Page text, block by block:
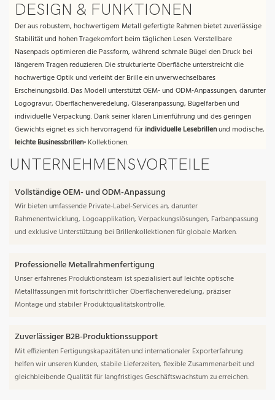
DESIGN & FUNKTIONEN
Der aus robustem, hochwertigem Metall gefertigte Rahmen bietet zuverlässige
Stabilität und hohen Tragekomfort beim täglichen Lesen. Verstellbare
Nasenpads optimieren die Passform, während schmale Bügel den Druck bei
längerem Tragen reduzieren. Die strukturierte Oberfläche unterstreicht die
hochwertige Optik und verleiht der Brille ein unverwechselbares
Erscheinungsbild. Das Modell unterstützt OEM- und ODM-Anpassungen, darunter
Logogravur, Oberflächenveredelung, Gläseranpassung, Bügelfarben und
individuelle Verpackung. Dank seiner klaren Linienführung und des geringen
Gewichts eignet es sich hervorragend für individuelle Lesebrillenund modische,
leichte Businessbrillen-Kollektionen.
UNTERNEHMENSVORTEILE
Vollständige OEM- und ODM-Anpassung
Wir bieten umfassende Private-Label-Services an, darunter
Rahmenentwicklung, Logoapplikation, Verpackungslösungen, Farbanpassung
und exklusive Unterstützung bei Brillenkollektionen für globale Marken.
Professionelle Metallrahmenfertigung
Unser erfahrenes Produktionsteam ist spezialisiert auf leichte optische
Metallfassungen mit fortschrittlicher Oberflächenveredelung, präziser
Montage und stabiler Produktqualitätskontrolle.
Zuverlässiger B2B-Produktionssupport
Mit effizienten Fertigungskapazitäten und internationaler Exporterfahrung
helfen wir unseren Kunden, stabile Lieferzeiten, flexible Zusammenarbeit und
gleichbleibende Qualität für langfristiges Geschäftswachstum zu erreichen.